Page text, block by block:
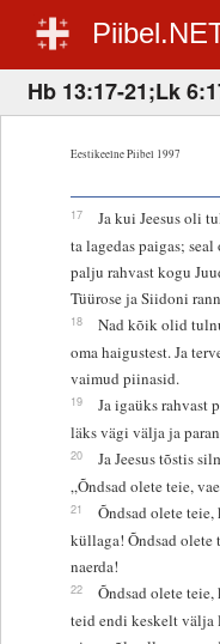
Hb 13:17-21;Lk
Eestikeelne Piibel 1997
17
Ja kui Jeesus oli
ta lagedas paigas;
palju rahvast kogu
Tüürose ja Siidoni
18
Nad kõik olid
oma haigustest. Ja
vaimud piinasid.
19
Ja igaüks rahvast
läks vägi välja ja
20
Ja Jeesus tõstis
„Õndsad olete teie,
21
Õndsad olete teie,
küllaga! Õndsad olete
naerda!
22
Õndsad olete
teid endi keskelt välja